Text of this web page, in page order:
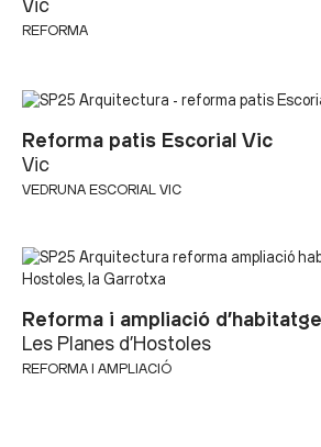
Vic
REFORMA
Reforma patis Escorial Vic
Vic
VEDRUNA ESCORIAL VIC
Reforma i ampliació
Les Planes d'Hostoles
REFORMA I AMPLIACIÓ